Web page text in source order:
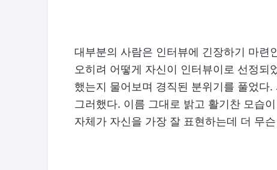
대부분의 사람은 인터뷰에 긴장하기 마
오히려 어떻게 자신이 인터뷰이로 선정
했는지 물어보며 경직된 분위기를 풀었다
그러했다. 이름 그대로 밝고 활기찬 모습
자체가 자신을 가장 잘 표현하는데 더 무